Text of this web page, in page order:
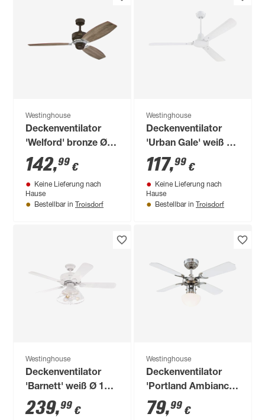
Westinghouse
Deckenventilator
'Welford' bronze Ø
137 cm
142,99 €
Keine Lieferung nach
Hause
Bestellbar in Troisdorf
Westinghouse
Deckenventilator
'Urban Gale' weiß Ø
132 cm
117,99 €
Keine Lieferung nach
Hause
Bestellbar in Troisdorf
Westinghouse
Deckenventilator
'Barnett' weiß Ø 122
cm
239,99 €
Westinghouse
Deckenventilator
'Portland Ambiance'
chrom Ø 90 cm
79,99 €